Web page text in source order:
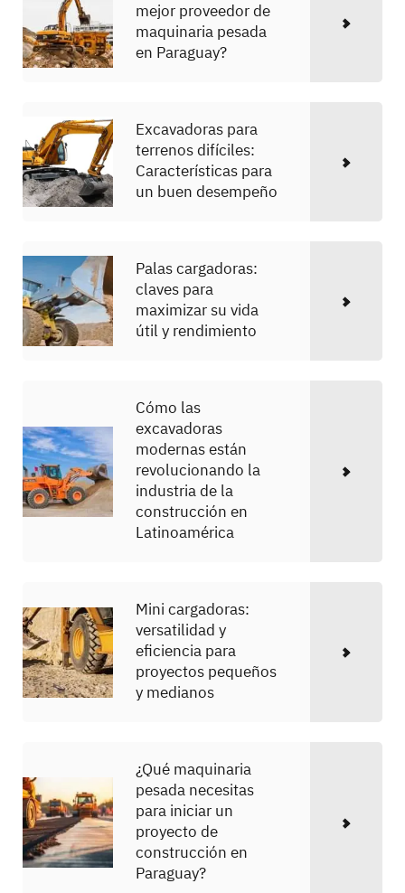
mejor proveedor de
maquinaria pesada
en Paraguay?
Excavadoras para
terrenos difíciles:
Características para
un buen desempeño
Palas cargadoras:
claves para
maximizar su vida
útil y rendimiento
Cómo las
excavadoras
modernas están
revolucionando la
industria de la
construcción en
Latinoamérica
Mini cargadoras:
versatilidad y
eficiencia para
proyectos pequeños
y medianos
¿Qué maquinaria
pesada necesitas
para iniciar un
proyecto de
construcción en
Paraguay?